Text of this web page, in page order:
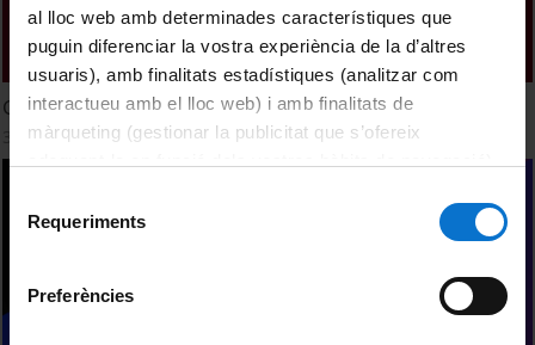
al lloc web amb determinades característiques que
puguin diferenciar la vostra experiència de la d’altres
usuaris), amb finalitats estadístiques (analitzar com
interactueu amb el lloc web) i amb finalitats de
màrqueting (gestionar la publicitat que s’ofereix
consultar laPolítica de galetes del lloc web de la
Requeriments
Preferències
Gaudint de l'experiència: Conferència inaugural
3 Octubre, 2024